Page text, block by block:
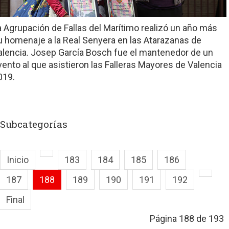
Agrupación de Fallas del Marítimo realizó un año más
homenaje a la Real Senyera en las Atarazanas de
Josep García Bosch fue el mantenedor de un
al que asistieron las Falleras Mayores de Valencia
Subcategorías
Inicio 183 184 185
186
187
188 189 190 191
192
Final
Página 188 de 193